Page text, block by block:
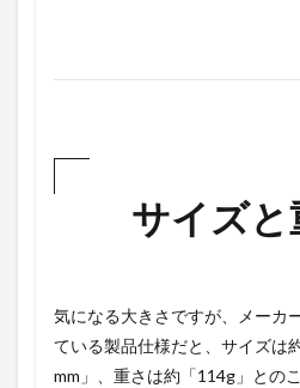
サイズと
気になる大きさですが、メーカ
ている製品仕様だと、サイズは
mm」、重さは約「114g」とのこ